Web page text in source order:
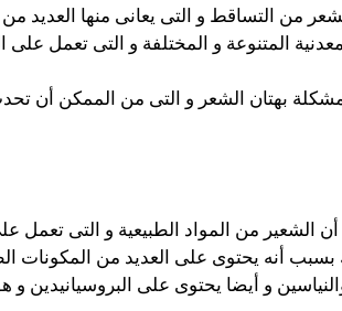
من التساقط و التى يعانى منها العديد
المتنوعة و المختلفة و التى تعمل
بهتان الشعر و التى من الممكن أن
الشعير من المواد الطبيعية و التى
أنه يحتوى على العديد من المكونات
و أيضا يحتوى على